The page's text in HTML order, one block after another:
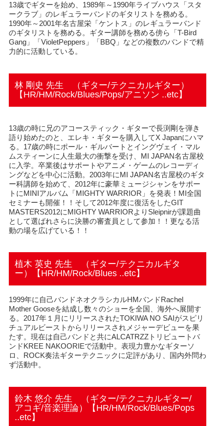
13歳でギターを始め、1989年～1990年ライブハウス「スタ
ークラブ」のレギュラーバンドのギタリストを務める。
1990年～2001年名古屋栄「ケントス」のレギュラーバンド
のギタリストを務める。ギター講師を務める傍ら「T-Bird
Gang」「VioletPeppers」「BBQ」などの複数のバンドで精
力的に活動している。
林 剛史 先生 （ギター/テクニカルギター）
【HR/HM/Rock/Blues/Pops/アニソン ..etc】
13歳の時に兄のアコースティック・ギターで長渕剛を弾き
語り始めたのと、エレキ・ギターを購入してX Japanにハマ
る。17歳の時にポール・ギルバートとイングヴェイ・マル
ムスティーンに人生最大の衝撃を受け、MI JAPAN名古屋校
に入学。卒業後はサポートやアニメ・ゲームのレコーディ
ングなどを中心に活動。2003年にMI JAPAN名古屋校のギタ
ー科講師を始めて、2012年に豪華ミュージシャンをサポー
トにMINIアルバム「MIGHTY WARRIOR」を発表！MI全国
セミナーも開催！！そして2012年度に復活をしたGIT
MASTERS2012にMIGHTY WARRIORよりSleipnirが課題曲
として選ばれさらに決勝の審査員として参加！！更なる活
動の場を広げている！！
植木 英史 先生 （ギター/テクニカルギタ
ー）【HR/HM/Rock/Blues ..etc】
1999年に自己バンドネオクラシカルHMバンドRachel
Mother Gooseを結成し数々のショーを全国、海外へ展開す
る。2017年１月にリリースされたTOKIWA NO SAIがスピリ
チュアルビーストからリリースされメジャーデビューを果
たす。現在は自己バンドと共にALCATRZZトリビュートバ
ンドKREE NAKOORIEで活動中。表現力豊かなギターソ
ロ、ROCK奏法ギターテクニックに定評があり、国内外問わ
ず活動中。
鈴木 悠介 先生 （ギター/テクニカルギター/
アコギ/音楽理論）【HR/HM/Rock/Blues/Pops
..etc】